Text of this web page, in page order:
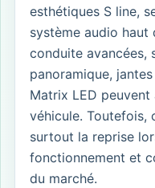
esthétiques S line,
système audio haut
conduite avancées,
panoramique,
Matrix LED
véhicule. Toutefois,
surtout la reprise
fonctionnement et
du marché.